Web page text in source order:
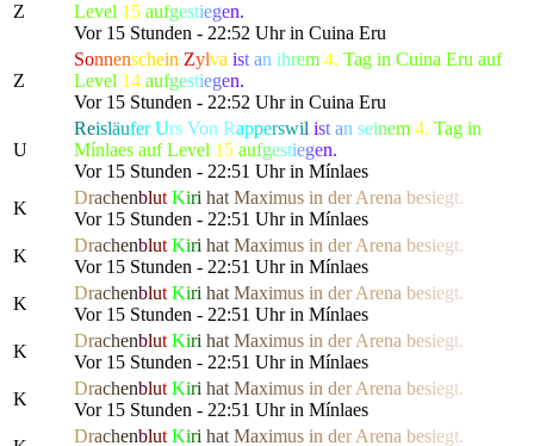
Z Level 15 aufgestiegen.
Vor 15 Stunden - 22:52 Uhr in Cuina Eru
Z
Sonnenschein Zylva ist an ihrem 4. Tag in Cuina Eru auf
Level 14 aufgestiegen.
Vor 15 Stunden - 22:52 Uhr in Cuina Eru
U
ReisläuferUrs Von Rapperswil ist an seinem 4. Tag in
Mínlaes auf Level 15 aufgestiegen.
Vor 15 Stunden - 22:51 Uhr in Mínlaes
K
Drachenblut Kiri hat Maximus in derArena besiegt.
Vor 15 Stunden - 22:51 Uhr in Mínlaes
K
Drachenblut Kiri hat Maximus in derArena besiegt.
Vor 15 Stunden - 22:51 Uhr in Mínlaes
K
Drachenblut Kiri hat Maximus in derArena besiegt.
Vor 15 Stunden - 22:51 Uhr in Mínlaes
K
Drachenblut Kiri hat Maximus in derArena besiegt.
Vor 15 Stunden - 22:51 Uhr in Mínlaes
K
Drachenblut Kiri hat Maximus in derArena besiegt.
Vor 15 Stunden - 22:51 Uhr in Mínlaes
Drachenblut Kiri hat Maximus in derArena besiegt.